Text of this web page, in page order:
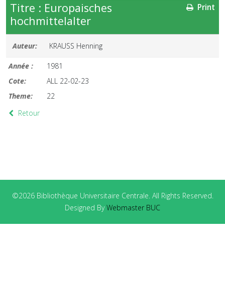
Print
Titre : Europaisches
hochmittelalter
Auteur: KRAUSS Henning
Année :
1981
Cote:
ALL 22-02-23
Theme:
22
Retour
©2026 Bibliothèque Universitaire Centrale. All Rights Reserved.
Designed ByWebmaster BUC